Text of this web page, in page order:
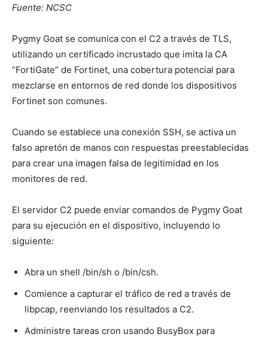
Fuente: NCSC
Pygmy Goat se comunica con el C2 a través de TLS,
utilizando un certificado incrustado que imita la CA
“FortiGate” de Fortinet, una cobertura potencial para
mezclarse en entornos de red donde los dispositivos
Fortinet son comunes.
Cuando se establece una conexión SSH, se activa un
falso apretón de manos con respuestas preestablecidas
para crear una imagen falsa de legitimidad en los
monitores de red.
El servidor C2 puede enviar comandos de Pygmy Goat
para su ejecución en el dispositivo, incluyendo lo
siguiente:
Abra un shell /bin/sh o /bin/csh.
Comience a capturar el tráfico de red a través de
libpcap, reenviando los resultados a C2.
Administre tareas cron usando BusyBox para